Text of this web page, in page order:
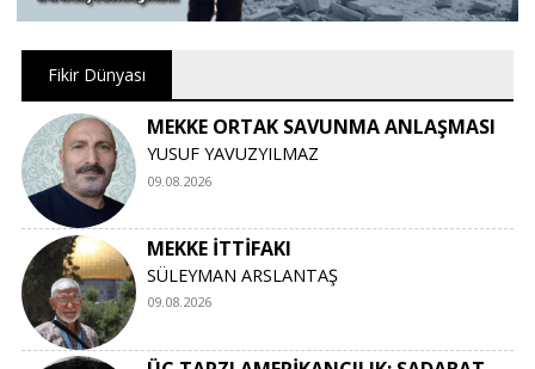
Fikir Dünyası
MEKKE ORTAK SAVUNMA ANLAŞMASI
YUSUF YAVUZYILMAZ
09.08.2026
MEKKE İTTİFAKI
SÜLEYMAN ARSLANTAŞ
09.08.2026